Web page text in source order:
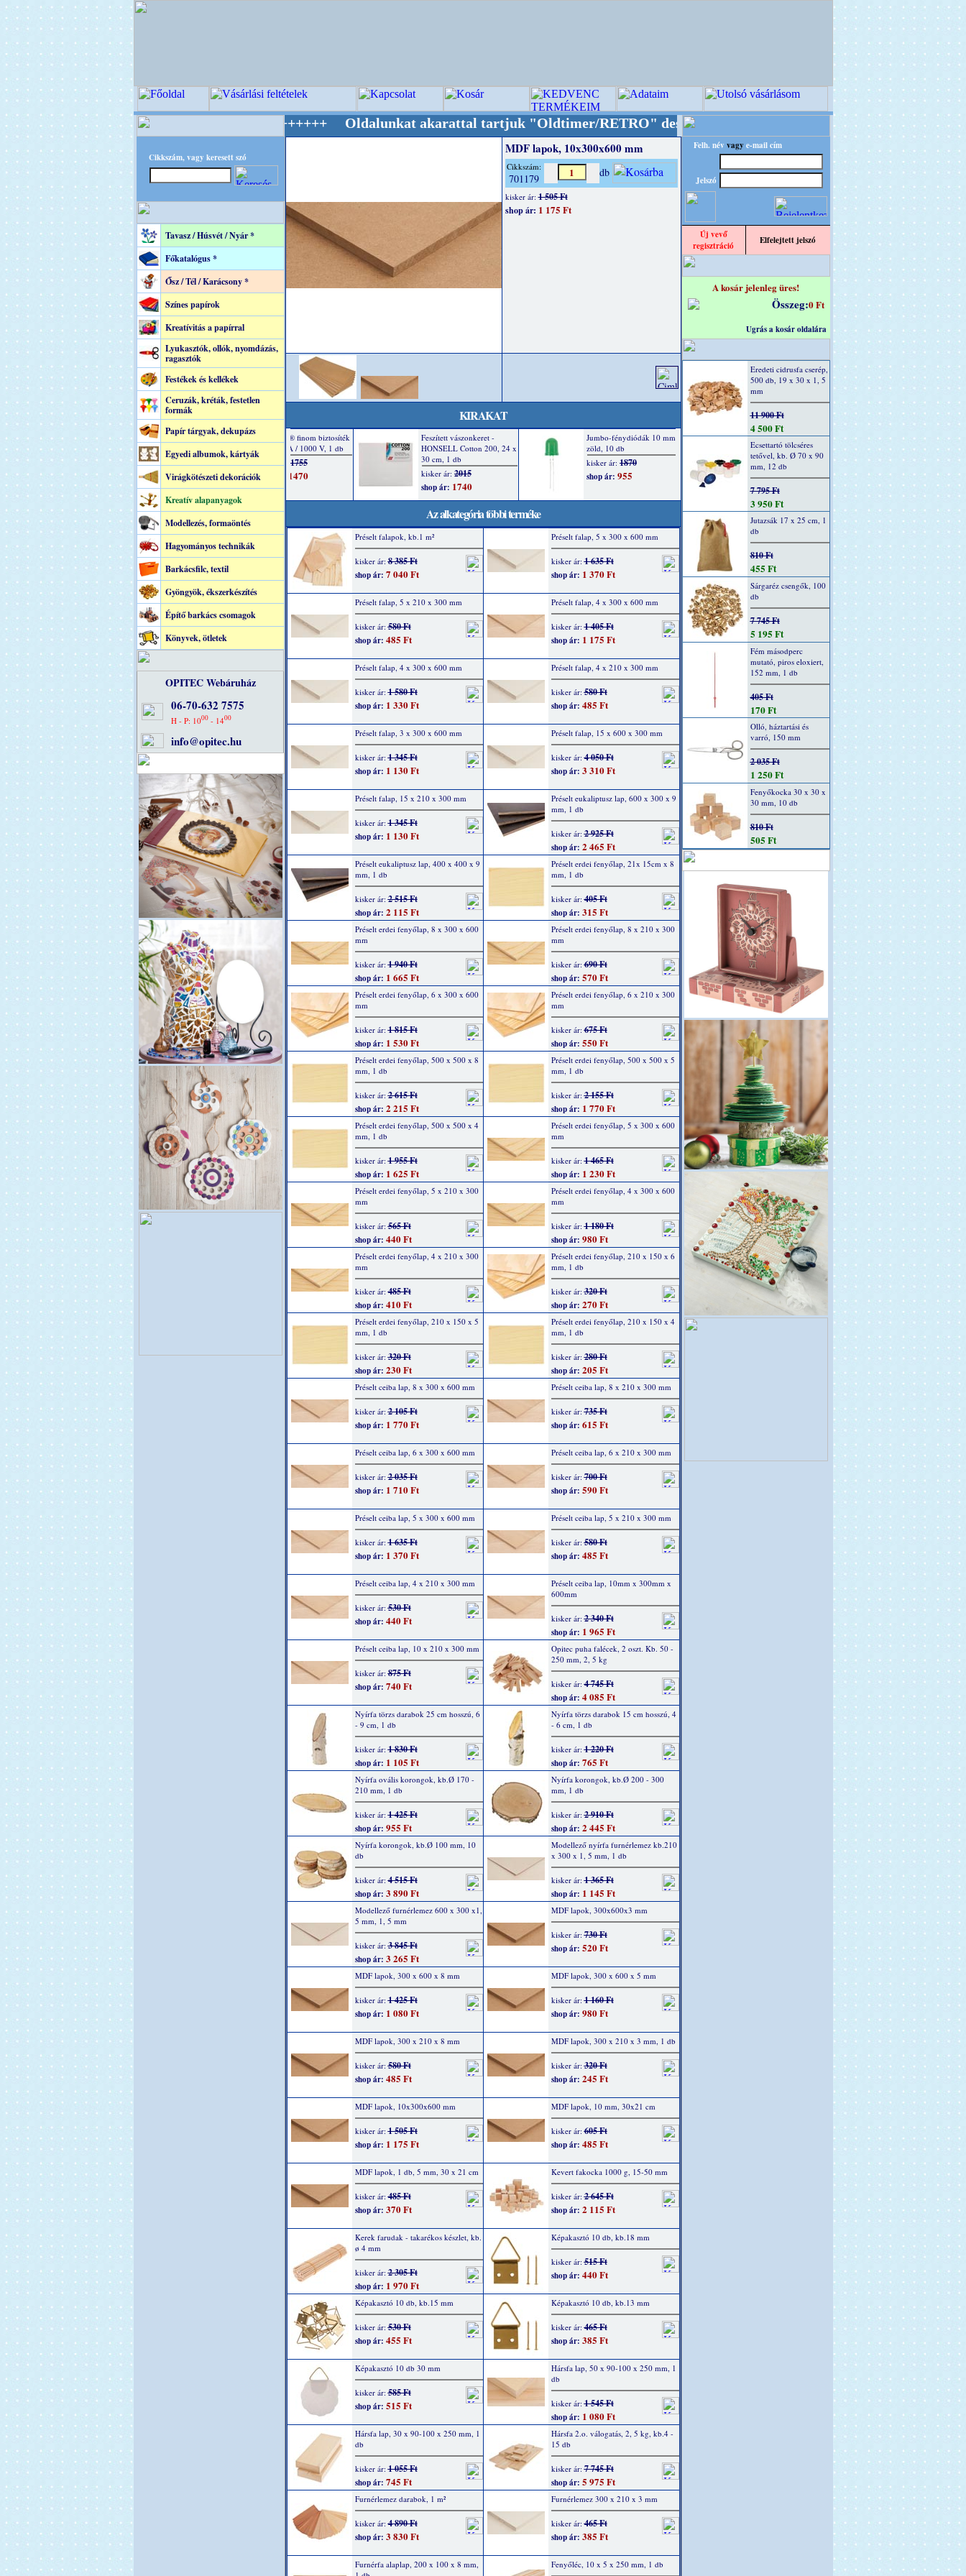
Cikkszám, vagy keresett szó
Tavasz / Húsvét / Nyár *
Főkatalógus *
Ősz / Tél / Karácsony *
Színes papírok
Kreatívitás a papírral
Lyukasztók, ollók, nyomdázás,
ragasztók
Festékek és kellékek
Ceruzák, kréták, festetlen
formák
Papír tárgyak, dekupázs
Egyedi albumok, kártyák
Virágkötészeti dekorációk
Kreatív alapanyagok
Modellezés, formaöntés
Hagyományos technikák
Barkácsfilc, textil
Gyöngyök, ékszerkészítés
Építő barkács csomagok
Könyvek, ötletek
OPITEC Webáruház
06-70-632 7575
H - P: 1000 - 1400
info@opitec.hu
- A Kreatív Világ Mestere! +++++++ Oldalunkat akarattal tartjuk "Oldtimer/RETRO" designba! +++++++ OPITEC - A Kreatív Világ
MDF lapok, 10x300x600 mm
Cikkszám:
701179 db
kisker ár:1 505 Ft
shop ár: 1 175 Ft
KIRAKAT
Az alkategória többi terméke
Préselt falapok, kb.1 m²
kisker ár:8 385 Ft
shop ár: 7 040 Ft
Préselt falap, 5 x 300 x 600 mm
kisker ár:1 635 Ft
shop ár: 1 370 Ft
Préselt falap, 5 x 210 x 300 mm
kisker ár:580 Ft
shop ár: 485 Ft
Préselt falap, 4 x 300 x 600 mm
kisker ár:1 405 Ft
shop ár: 1 175 Ft
Préselt falap, 4 x 300 x 600 mm
kisker ár:1 580 Ft
shop ár: 1 330 Ft
Préselt falap, 4 x 210 x 300 mm
kisker ár:580 Ft
shop ár: 485 Ft
Préselt falap, 3 x 300 x 600 mm
kisker ár:1 345 Ft
shop ár: 1 130 Ft
Préselt falap, 15 x 600 x 300 mm
kisker ár:4 050 Ft
shop ár: 3 310 Ft
Préselt falap, 15 x 210 x 300 mm
kisker ár:1 345 Ft
shop ár: 1 130 Ft
Préselt eukaliptusz lap, 600 x 300 x 9
mm, 1 db
kisker ár:2 925 Ft
shop ár: 2 465 Ft
Préselt eukaliptusz lap, 400 x 400 x 9
mm, 1 db
kisker ár:2 515 Ft
shop ár: 2 115 Ft
Préselt erdei fenyőlap, 21x 15cm x 8
mm, 1 db
kisker ár:405 Ft
shop ár: 315 Ft
Préselt erdei fenyőlap, 8 x 300 x 600
mm
kisker ár:1 940 Ft
shop ár: 1 665 Ft
Préselt erdei fenyőlap, 8 x 210 x 300
mm
kisker ár:690 Ft
shop ár: 570 Ft
Préselt erdei fenyőlap, 6 x 300 x 600
mm
kisker ár:1 815 Ft
shop ár: 1 530 Ft
Préselt erdei fenyőlap, 6 x 210 x 300
mm
kisker ár:675 Ft
shop ár: 550 Ft
Préselt erdei fenyőlap, 500 x 500 x 8
mm, 1 db
kisker ár:2 615 Ft
shop ár: 2 215 Ft
Préselt erdei fenyőlap, 500 x 500 x 5
mm, 1 db
kisker ár:2 155 Ft
shop ár: 1 770 Ft
Préselt erdei fenyőlap, 500 x 500 x 4
mm, 1 db
kisker ár:1 955 Ft
shop ár: 1 625 Ft
Préselt erdei fenyőlap, 5 x 300 x 600
mm
kisker ár:1 465 Ft
shop ár: 1 230 Ft
Préselt erdei fenyőlap, 5 x 210 x 300
mm
kisker ár:565 Ft
shop ár: 440 Ft
Préselt erdei fenyőlap, 4 x 300 x 600
mm
kisker ár:1 180 Ft
shop ár: 980 Ft
Préselt erdei fenyőlap, 4 x 210 x 300
mm
kisker ár:485 Ft
shop ár: 410 Ft
Préselt erdei fenyőlap, 210 x 150 x 6
mm, 1 db
kisker ár:320 Ft
shop ár: 270 Ft
Préselt erdei fenyőlap, 210 x 150 x 5
mm, 1 db
kisker ár:320 Ft
shop ár: 230 Ft
Préselt erdei fenyőlap, 210 x 150 x 4
mm, 1 db
kisker ár:280 Ft
shop ár: 205 Ft
Préselt ceiba lap, 8 x 300 x 600 mm
kisker ár:2 105 Ft
shop ár: 1 770 Ft
Préselt ceiba lap, 8 x 210 x 300 mm
kisker ár:735 Ft
shop ár: 615 Ft
Préselt ceiba lap, 6 x 300 x 600 mm
kisker ár:2 035 Ft
shop ár: 1 710 Ft
Préselt ceiba lap, 6 x 210 x 300 mm
kisker ár:700 Ft
shop ár: 590 Ft
Préselt ceiba lap, 5 x 300 x 600 mm
kisker ár:1 635 Ft
shop ár: 1 370 Ft
Préselt ceiba lap, 5 x 210 x 300 mm
kisker ár:580 Ft
shop ár: 485 Ft
Préselt ceiba lap, 4 x 210 x 300 mm
kisker ár:530 Ft
shop ár: 440 Ft
Préselt ceiba lap, 10mm x 300mm x
600mm
kisker ár:2 340 Ft
shop ár: 1 965 Ft
Préselt ceiba lap, 10 x 210 x 300 mm
kisker ár:875 Ft
shop ár: 740 Ft
Opitec puha falécek, 2 oszt. Kb. 50 -
250 mm, 2, 5 kg
kisker ár:4 745 Ft
shop ár: 4 085 Ft
Nyírfa törzs darabok 25 cm hosszú, 6
- 9 cm, 1 db
kisker ár:1 830 Ft
shop ár: 1 105 Ft
Nyírfa törzs darabok 15 cm hosszú, 4
- 6 cm, 1 db
kisker ár:1 220 Ft
shop ár: 765 Ft
Nyírfa ovális korongok, kb.Ø 170 -
210 mm, 1 db
kisker ár:1 425 Ft
shop ár: 955 Ft
Nyírfa korongok, kb.Ø 200 - 300
mm, 1 db
kisker ár:2 910 Ft
shop ár: 2 445 Ft
Nyírfa korongok, kb.Ø 100 mm, 10
db
kisker ár:4 515 Ft
shop ár: 3 890 Ft
Modellező nyírfa furnérlemez kb.210
x 300 x 1, 5 mm, 1 db
kisker ár:1 365 Ft
shop ár: 1 145 Ft
Modellező furnérlemez 600 x 300 x1,
5 mm, 1, 5 mm
kisker ár:3 845 Ft
shop ár: 3 265 Ft
MDF lapok, 300x600x3 mm
kisker ár:730 Ft
shop ár: 520 Ft
MDF lapok, 300 x 600 x 8 mm
kisker ár:1 425 Ft
shop ár: 1 080 Ft
MDF lapok, 300 x 600 x 5 mm
kisker ár:1 160 Ft
shop ár: 980 Ft
MDF lapok, 300 x 210 x 8 mm
kisker ár:580 Ft
shop ár: 485 Ft
MDF lapok, 300 x 210 x 3 mm, 1 db
kisker ár:320 Ft
shop ár: 245 Ft
MDF lapok, 10x300x600 mm
kisker ár:1 505 Ft
shop ár: 1 175 Ft
MDF lapok, 10 mm, 30x21 cm
kisker ár:605 Ft
shop ár: 485 Ft
MDF lapok, 1 db, 5 mm, 30 x 21 cm
kisker ár:485 Ft
shop ár: 370 Ft
Kevert fakocka 1000 g, 15-50 mm
kisker ár:2 645 Ft
shop ár: 2 115 Ft
Kerek farudak - takarékos készlet, kb.
ø 4 mm
kisker ár:2 305 Ft
shop ár: 1 970 Ft
Képakasztó 10 db, kb.18 mm
kisker ár:515 Ft
shop ár: 440 Ft
Képakasztó 10 db, kb.15 mm
kisker ár:530 Ft
shop ár: 455 Ft
Képakasztó 10 db, kb.13 mm
kisker ár:465 Ft
shop ár: 385 Ft
Képakasztó 10 db 30 mm
kisker ár:585 Ft
shop ár: 515 Ft
Hársfa lap, 50 x 90-100 x 250 mm, 1
db
kisker ár:1 545 Ft
shop ár: 1 080 Ft
Hársfa lap, 30 x 90-100 x 250 mm, 1
db
kisker ár:1 055 Ft
shop ár: 745 Ft
Hársfa 2.o. válogatás, 2, 5 kg, kb.4 -
15 db
kisker ár:7 745 Ft
shop ár: 5 975 Ft
Furnérlemez darabok, 1 m²
kisker ár:4 890 Ft
shop ár: 3 830 Ft
Furnérlemez 300 x 210 x 3 mm
kisker ár:465 Ft
shop ár: 385 Ft
Furnérfa alaplap, 200 x 100 x 8 mm,
Fenyőléc, 10 x 5 x 250 mm, 1 db
Felh. név vagy e-mail cím
Jelszó
Új vevő
regisztráció
Elfelejtett jelszó
A kosár jelenleg üres!
Összeg:0 Ft
Ugrás a kosár oldalára
Eredeti cidrusfa cserép,
500 db, 19 x 30 x 1, 5
mm
11 900 Ft
4 500 Ft
Ecsettartó tölcséres
tetővel, kb. Ø 70 x 90
mm, 12 db
7 795 Ft
3 950 Ft
Jutazsák 17 x 25 cm, 1
db
810 Ft
455 Ft
Sárgaréz csengők, 100
db
7 745 Ft
5 195 Ft
Fém másodperc
mutató, piros eloxiert,
152 mm, 1 db
405 Ft
170 Ft
Olló, háztartási és
varró, 150 mm
2 035 Ft
1 250 Ft
Fenyőkocka 30 x 30 x
30 mm, 10 db
810 Ft
505 Ft